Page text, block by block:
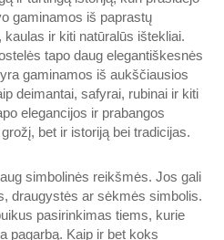
gaminamos iš paprastų
ir kiti natūralūs ištekliai.
tapo daug elegantiškesnės
gaminamos iš aukščiausios
deimantai, safyrai, rubinai ir kiti
elegancijos ir prabangos
bet ir istoriją bei tradicijas.
simbolinės reikšmės. Jos gali
draugystės ar sėkmės simbolis.
pasirinkimas tiems, kurie
pagarbą. Kaip ir bet koks